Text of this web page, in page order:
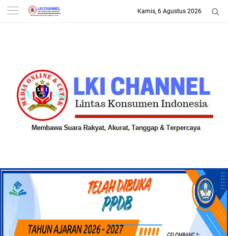
-->
Kamis, 6 Agustus 2026